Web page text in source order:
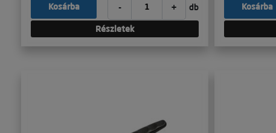
- + db
Kosárba
Részletek
Kosárba